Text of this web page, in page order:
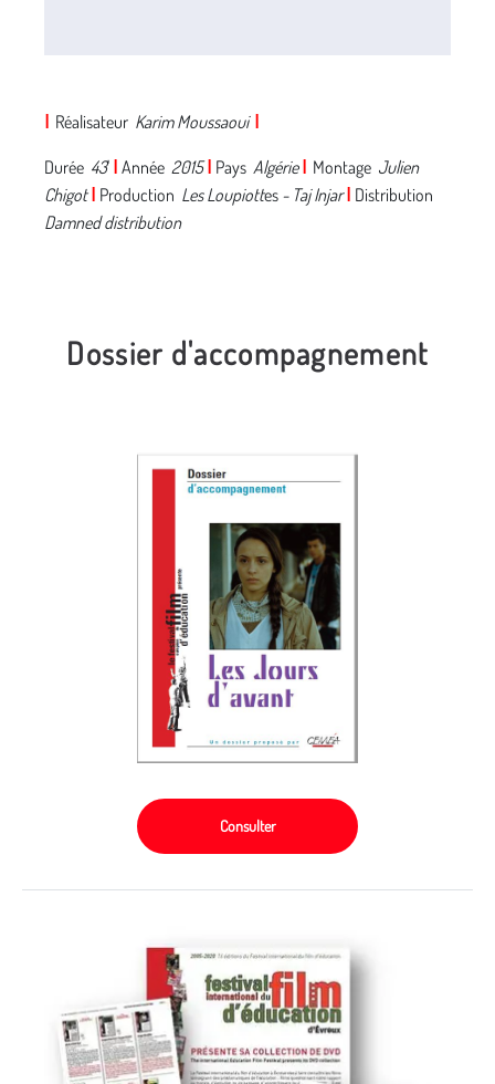
Réalisateur Karim MoussaouiI
Durée 43' Année 2015 Pays Algérie Montage Julien
Chigot Production Les Loupiottes - Taj Injar Distribution
Damned distribution
Dossier d'accompagnement
Consulter